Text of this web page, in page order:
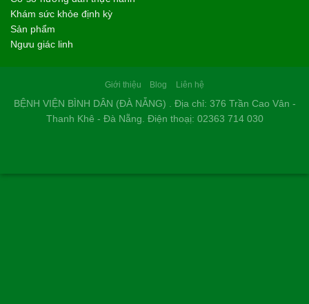
Khám sức khỏe định kỳ
Sản phẩm
Ngưu giác linh
Giới thiệu Blog Liên hệ
BỆNH VIỆN BÌNH DÂN (ĐÀ NẴNG) . Địa chỉ: 376 Trần Cao Vân -
Thanh Khê - Đà Nẵng. Điện thoạị: 02363 714 030